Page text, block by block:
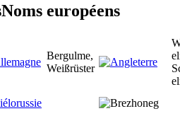
Noms européens
Bergulme,
Weißrüster